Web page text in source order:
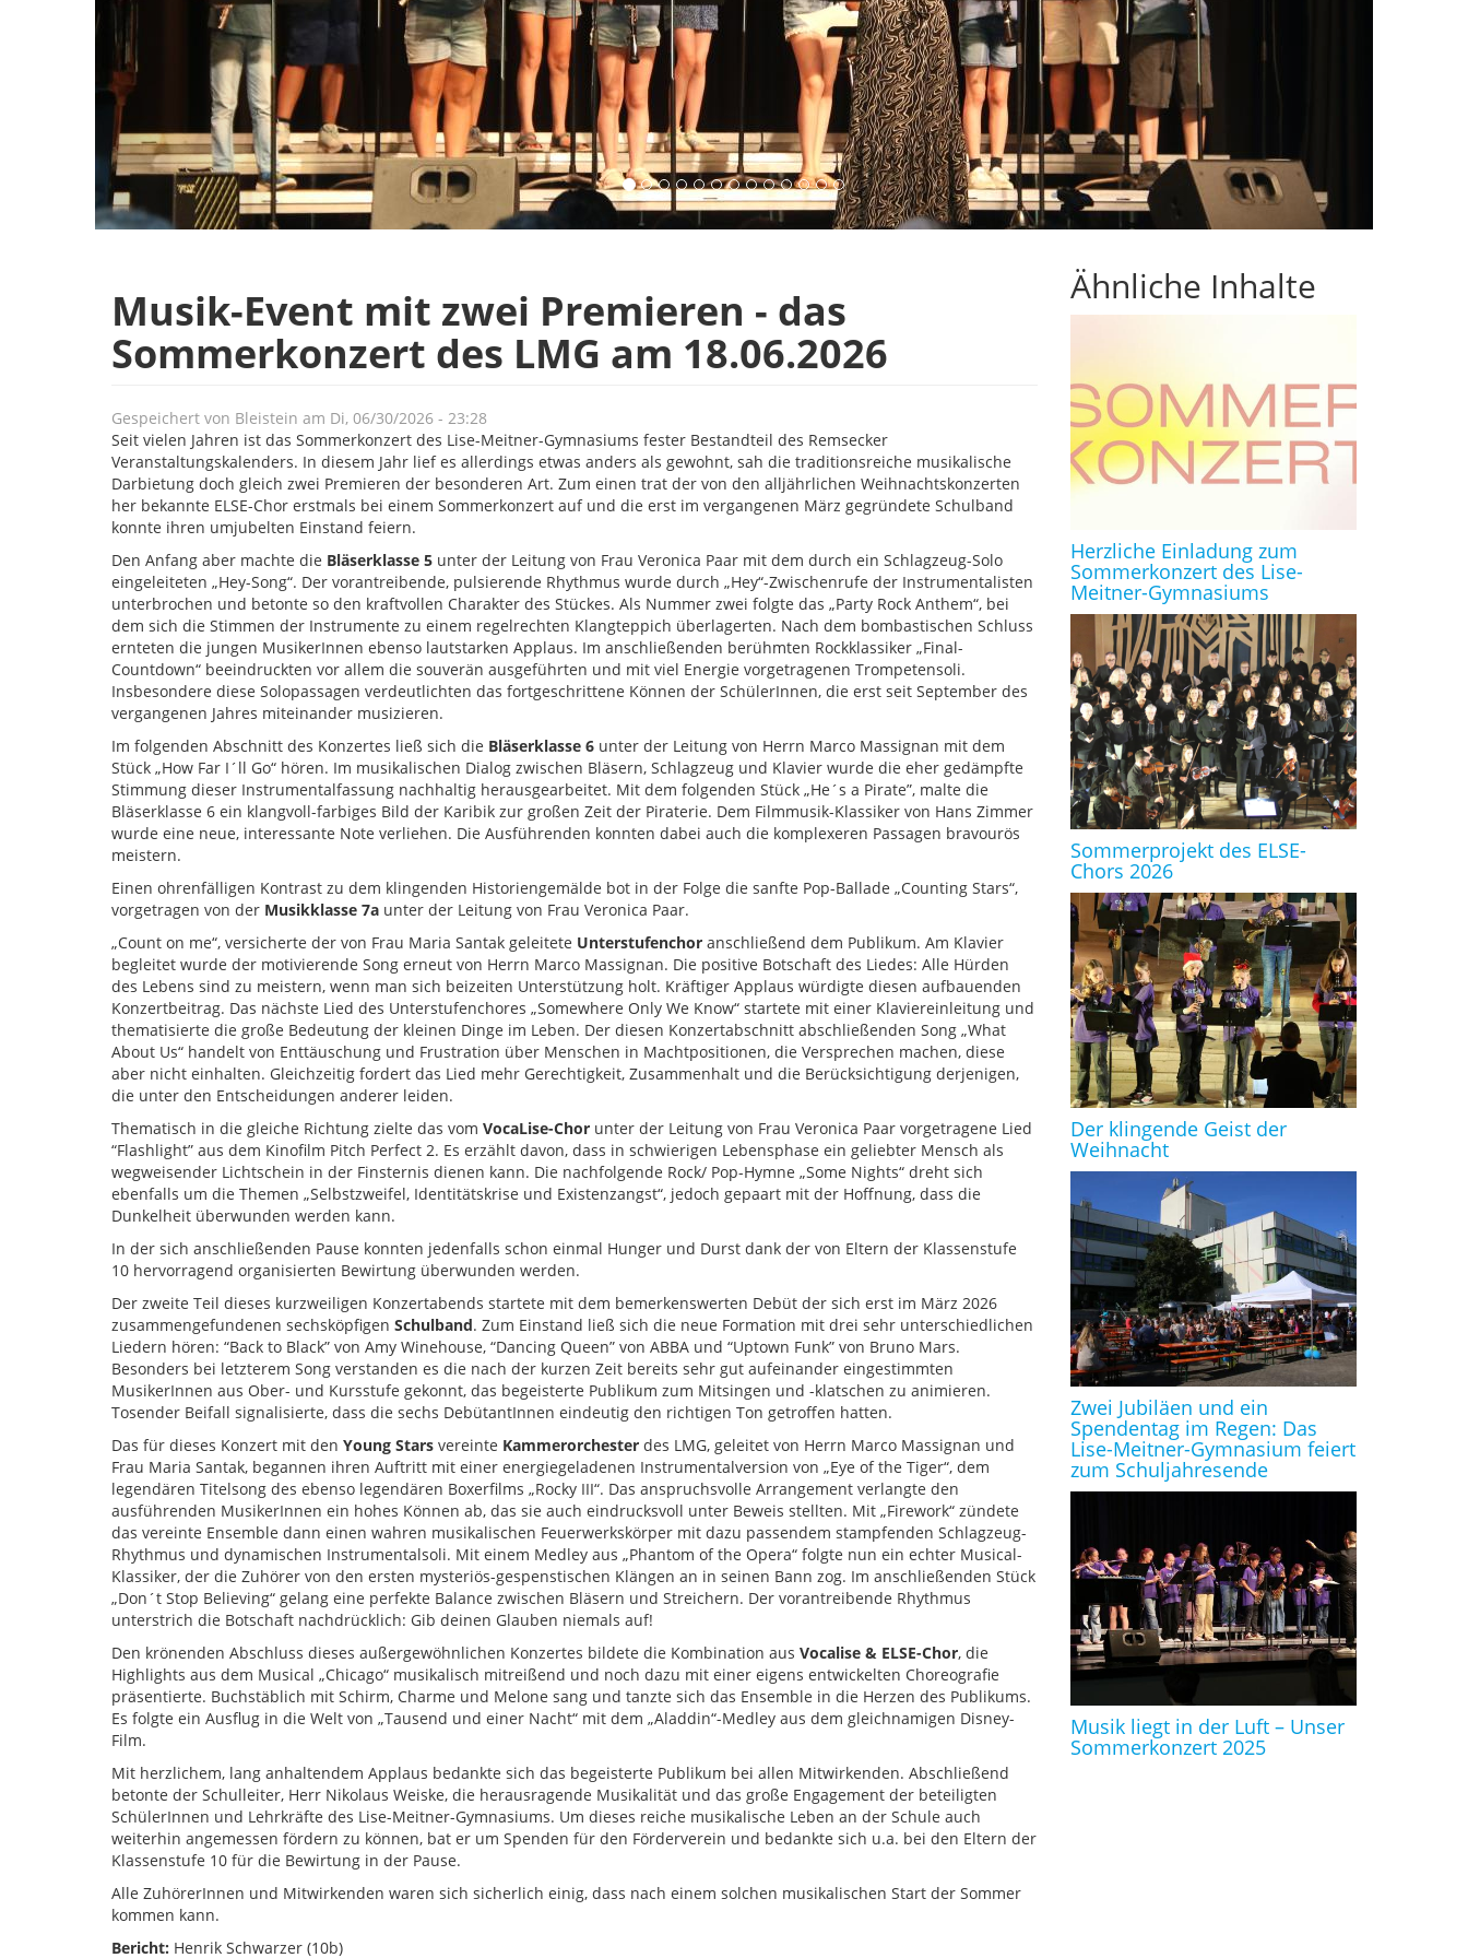
Musik-Event mit zwei Premieren - das
Sommerkonzert des LMG am 18.06.2026
Gespeichert von Bleistein am Di, 06/30/2026 - 23:28
Seit vielen Jahren ist das Sommerkonzert des Lise-Meitner-Gymnasiums fester Bestandteil des Remsecker
Veranstaltungskalenders. In diesem Jahr lief es allerdings etwas anders als gewohnt, sah die traditionsreiche musikalische
Darbietung doch gleich zwei Premieren der besonderen Art. Zum einen trat der von den alljährlichen Weihnachtskonzerten
her bekannte ELSE-Chor erstmals bei einem Sommerkonzert auf und die erst im vergangenen März gegründete Schulband
konnte ihren umjubelten Einstand feiern.
Den Anfang aber machte die Bläserklasse 5 unter der Leitung von Frau Veronica Paar mit dem durch ein Schlagzeug-Solo
eingeleiteten „Hey-Song“. Der vorantreibende, pulsierende Rhythmus wurde durch „Hey“-Zwischenrufe der Instrumentalisten
unterbrochen und betonte so den kraftvollen Charakter des Stückes. Als Nummer zwei folgte das „Party Rock Anthem“, bei
dem sich die Stimmen der Instrumente zu einem regelrechten Klangteppich überlagerten. Nach dem bombastischen Schluss
ernteten die jungen MusikerInnen ebenso lautstarken Applaus. Im anschließenden berühmten Rockklassiker „Final-
Countdown“ beeindruckten vor allem die souverän ausgeführten und mit viel Energie vorgetragenen Trompetensoli.
Insbesondere diese Solopassagen verdeutlichten das fortgeschrittene Können der SchülerInnen, die erst seit September des
vergangenen Jahres miteinander musizieren.
Im folgenden Abschnitt des Konzertes ließ sich die Bläserklasse 6 unter der Leitung von Herrn Marco Massignan mit dem
Stück „How Far I´ll Go“ hören. Im musikalischen Dialog zwischen Bläsern, Schlagzeug und Klavier wurde die eher gedämpfte
Stimmung dieser Instrumentalfassung nachhaltig herausgearbeitet. Mit dem folgenden Stück „He´s a Pirate”, malte die
Bläserklasse 6 ein klangvoll-farbiges Bild der Karibik zur großen Zeit der Piraterie. Dem Filmmusik-Klassiker von Hans Zimmer
wurde eine neue, interessante Note verliehen. Die Ausführenden konnten dabei auch die komplexeren Passagen bravourös
meistern.
Einen ohrenfälligen Kontrast zu dem klingenden Historiengemälde bot in der Folge die sanfte Pop-Ballade „Counting Stars“,
vorgetragen von der Musikklasse 7a unter der Leitung von Frau Veronica Paar.
„Count on me“, versicherte der von Frau Maria Santak geleitete Unterstufenchor anschließend dem Publikum. Am Klavier
begleitet wurde der motivierende Song erneut von Herrn Marco Massignan. Die positive Botschaft des Liedes: Alle Hürden
des Lebens sind zu meistern, wenn man sich beizeiten Unterstützung holt. Kräftiger Applaus würdigte diesen aufbauenden
Konzertbeitrag. Das nächste Lied des Unterstufenchores „Somewhere Only We Know“ startete mit einer Klaviereinleitung und
thematisierte die große Bedeutung der kleinen Dinge im Leben. Der diesen Konzertabschnitt abschließenden Song „What
About Us“ handelt von Enttäuschung und Frustration über Menschen in Machtpositionen, die Versprechen machen, diese
aber nicht einhalten. Gleichzeitig fordert das Lied mehr Gerechtigkeit, Zusammenhalt und die Berücksichtigung derjenigen,
die unter den Entscheidungen anderer leiden.
Thematisch in die gleiche Richtung zielte das vom VocaLise-Chor unter der Leitung von Frau Veronica Paar vorgetragene Lied
“Flashlight” aus dem Kinofilm Pitch Perfect 2. Es erzählt davon, dass in schwierigen Lebensphase ein geliebter Mensch als
wegweisender Lichtschein in der Finsternis dienen kann. Die nachfolgende Rock/ Pop-Hymne „Some Nights“ dreht sich
ebenfalls um die Themen „Selbstzweifel, Identitätskrise und Existenzangst“, jedoch gepaart mit der Hoffnung, dass die
Dunkelheit überwunden werden kann.
In der sich anschließenden Pause konnten jedenfalls schon einmal Hunger und Durst dank der von Eltern der Klassenstufe
10 hervorragend organisierten Bewirtung überwunden werden.
Der zweite Teil dieses kurzweiligen Konzertabends startete mit dem bemerkenswerten Debüt der sich erst im März 2026
zusammengefundenen sechsköpfigen Schulband. Zum Einstand ließ sich die neue Formation mit drei sehr unterschiedlichen
Liedern hören: “Back to Black” von Amy Winehouse, “Dancing Queen” von ABBA und “Uptown Funk” von Bruno Mars.
Besonders bei letzterem Song verstanden es die nach der kurzen Zeit bereits sehr gut aufeinander eingestimmten
MusikerInnen aus Ober- und Kursstufe gekonnt, das begeisterte Publikum zum Mitsingen und -klatschen zu animieren.
Tosender Beifall signalisierte, dass die sechs DebütantInnen eindeutig den richtigen Ton getroffen hatten.
Das für dieses Konzert mit den Young Stars vereinte Kammerorchester des LMG, geleitet von Herrn Marco Massignan und
Frau Maria Santak, begannen ihren Auftritt mit einer energiegeladenen Instrumentalversion von „Eye of the Tiger“, dem
legendären Titelsong des ebenso legendären Boxerfilms „Rocky III“. Das anspruchsvolle Arrangement verlangte den
ausführenden MusikerInnen ein hohes Können ab, das sie auch eindrucksvoll unter Beweis stellten. Mit „Firework“ zündete
das vereinte Ensemble dann einen wahren musikalischen Feuerwerkskörper mit dazu passendem stampfenden Schlagzeug-
Rhythmus und dynamischen Instrumentalsoli. Mit einem Medley aus „Phantom of the Opera“ folgte nun ein echter Musical-
Klassiker, der die Zuhörer von den ersten mysteriös-gespenstischen Klängen an in seinen Bann zog. Im anschließenden Stück
„Don´t Stop Believing“ gelang eine perfekte Balance zwischen Bläsern und Streichern. Der vorantreibende Rhythmus
unterstrich die Botschaft nachdrücklich: Gib deinen Glauben niemals auf!
Den krönenden Abschluss dieses außergewöhnlichen Konzertes bildete die Kombination aus Vocalise & ELSE-Chor, die
Highlights aus dem Musical „Chicago“ musikalisch mitreißend und noch dazu mit einer eigens entwickelten Choreografie
präsentierte. Buchstäblich mit Schirm, Charme und Melone sang und tanzte sich das Ensemble in die Herzen des Publikums.
Es folgte ein Ausflug in die Welt von „Tausend und einer Nacht“ mit dem „Aladdin“-Medley aus dem gleichnamigen Disney-
Film.
Mit herzlichem, lang anhaltendem Applaus bedankte sich das begeisterte Publikum bei allen Mitwirkenden. Abschließend
betonte der Schulleiter, Herr Nikolaus Weiske, die herausragende Musikalität und das große Engagement der beteiligten
SchülerInnen und Lehrkräfte des Lise-Meitner-Gymnasiums. Um dieses reiche musikalische Leben an der Schule auch
weiterhin angemessen fördern zu können, bat er um Spenden für den Förderverein und bedankte sich u.a. bei den Eltern der
Klassenstufe 10 für die Bewirtung in der Pause.
Alle ZuhörerInnen und Mitwirkenden waren sich sicherlich einig, dass nach einem solchen musikalischen Start der Sommer
kommen kann.
Bericht: Henrik Schwarzer (10b)
Ähnliche Inhalte
Herzliche Einladung zum
Sommerkonzert des Lise-
Meitner-Gymnasiums
Sommerprojekt des ELSE-
Chors 2026
Der klingende Geist der
Weihnacht
Zwei Jubiläen und ein
Spendentag im Regen: Das
Lise-Meitner-Gymnasium feiert
zum Schuljahresende
Musik liegt in der Luft – Unser
Sommerkonzert 2025